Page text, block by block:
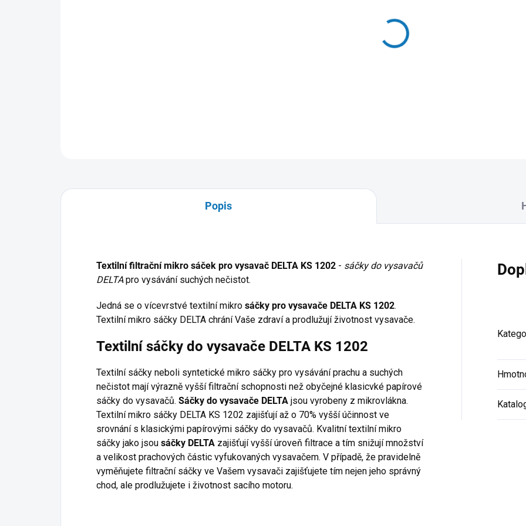
Popis
Textilní filtrační mikro sáček pro vysavač DELTA KS 1202 - sáčky do vysavačů
DELTApro vysávání suchých nečistot.
Jedná se o vícevrstvé textilní mikro sáčky pro vysavače DELTA KS 1202.
Textilní mikro sáčky DELTA chrání Vaše zdraví a prodlužují životnost vysavače.
Textilní sáčky do vysavače DELTA KS 1202
Textilní sáčky neboli syntetické mikro sáčky pro vysávání prachu a suchých
nečistot mají výrazně vyšší filtrační schopnosti než obyčejné klasicvké papírové
sáčky do vysavačů. Sáčky do vysavače DELTA jsou vyrobeny z mikrovlákna.
Textilní mikro sáčky DELTA KS 1202 zajišťují až o 70% vyšší účinnost ve
srovnání s klasickými papírovými sáčky do vysavačů. Kvalitní textilní mikro
sáčky jako jsou sáčky DELTA zajišťují vyšší úroveň filtrace a tím snižují množství
a velikost prachových částic vyfukovaných vysavačem. V případě, že pravidelně
vyměňujete filtrační sáčky ve Vašem vysavači zajišťujete tím nejen jeho správný
chod, ale prodlužujete i životnost sacího motoru.